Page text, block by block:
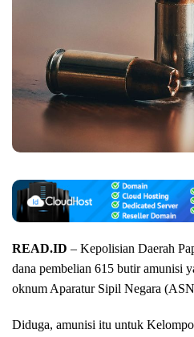
READ.ID – Kepolisian Daerah
dana pembelian 615 butir amunisi
oknum Aparatur Sipil Negara
Diduga, amunisi itu untuk